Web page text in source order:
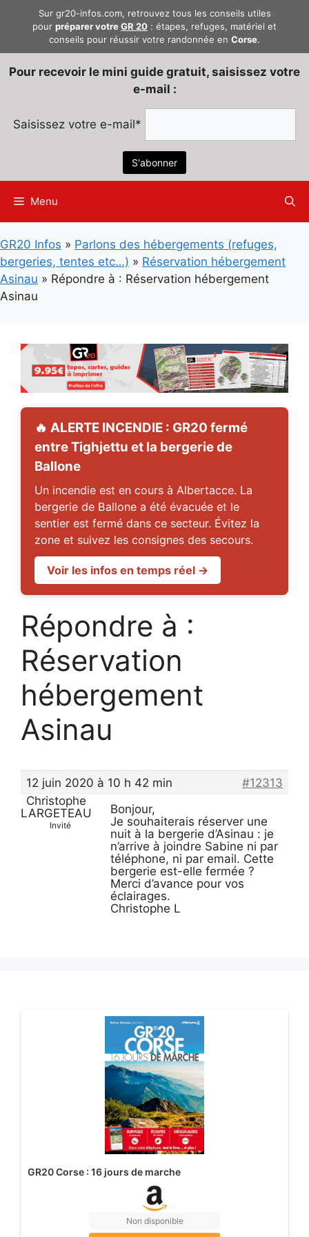
Sur gr20-infos.com, retrouvez tous les conseils utiles
pour préparer votreGR 20 : étapes, refuges, matériel et
conseils pour réussir votre randonnée en Corse.
Pour recevoir le mini guide gratuit, saisissez votre
e-mail :
Saisissez votre e-mail*
Menu
GR20 Infos » Parlons des hébergements (refuges,
bergeries, tentes etc…) » Réservation hébergement
Asinau » Répondre à : Réservation hébergement
Asinau
🔥 ALERTE INCENDIE : GR20 fermé
entre Tighjettu et la bergerie de
Ballone
Un incendie est en cours à Albertacce. La
bergerie de Ballone a été évacuée et le
sentier est fermé dans ce secteur. Évitez la
zone et suivez les consignes des secours.
Voir les infos en temps réel →
Répondre à :
Réservation
hébergement
Asinau
12 juin 2020 à 10 h 42 min
#12313
Christophe
LARGETEAU
Invité
Bonjour,
Je souhaiterais réserver une
nuit à la bergerie d’Asinau : je
n’arrive à joindre Sabine ni par
téléphone, ni par email. Cette
bergerie est-elle fermée ?
Merci d’avance pour vos
éclairages.
Christophe L
GR20 Corse : 16 jours de marche
Non disponible